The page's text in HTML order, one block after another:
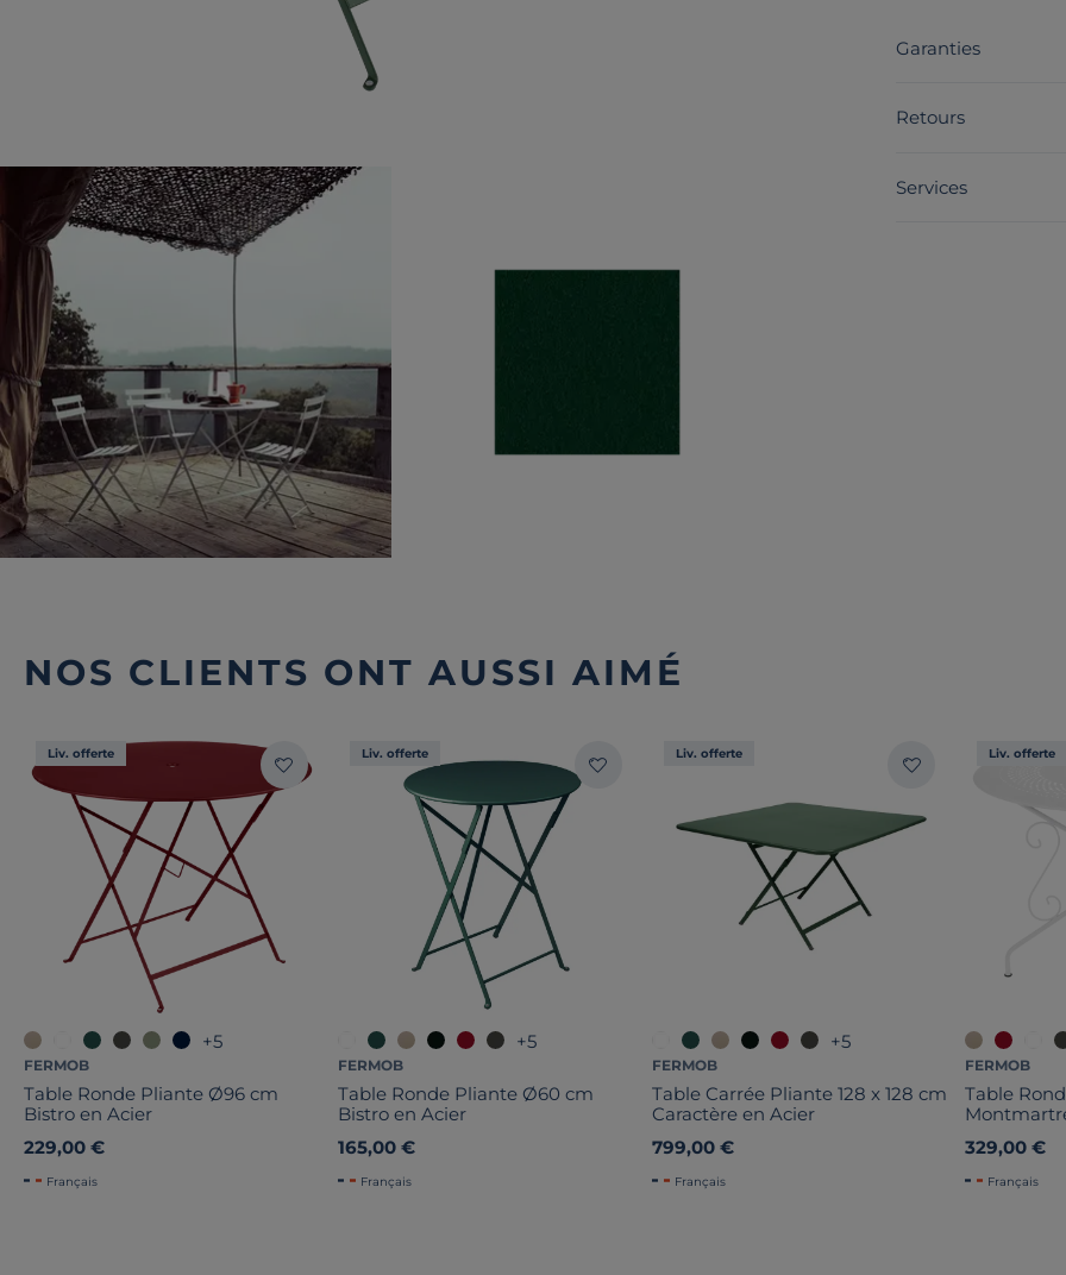
Garanties
Retours
Services
NOS CLIENTS ONT AUSSI AIMÉ
Liv. offerte
+5
FERMOB
Table Ronde Pliante Ø96 cm
Bistro en Acier
229,00 €
Français
Liv. offerte
+5
FERMOB
Table Ronde Pliante Ø60 cm
Bistro en Acier
165,00 €
Français
Liv. offerte
+5
FERMOB
Table Carrée Pliante 128 x 128 cm
Caractère en Acier
799,00 €
Français
Liv. offerte
FERMOB
Table
329,00 €
Français